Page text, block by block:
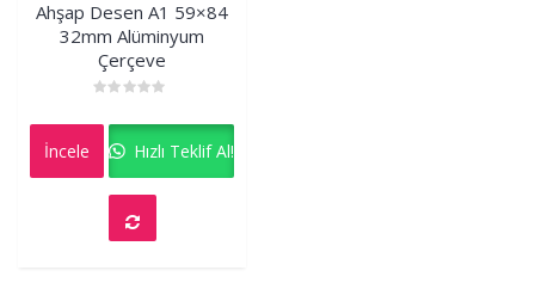
Ahşap Desen A1 59×84
32mm Alüminyum
Çerçeve
0
İncele Hızlı Teklif Al!